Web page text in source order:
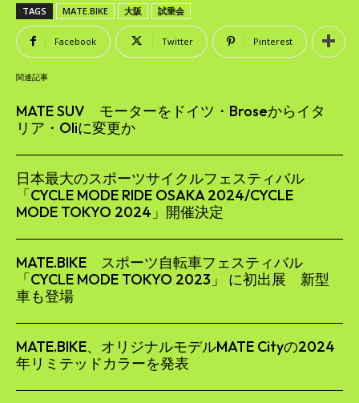
TAGS MATE.BIKE 大阪 試乗会
Facebook Twitter Pinterest
関連記事
MATE SUV モーターをドイツ・Broseからイタ
リア・Oliに変更か
日本最大のスポーツサイクルフェスティバル
「CYCLE MODE RIDE OSAKA 2024/CYCLE
MODE TOKYO 2024」開催決定
MATE.BIKE スポーツ自転車フェスティバル
「CYCLE MODE TOKYO 2023」 に初出展 新型
車も登場
MATE.BIKE、オリジナルモデルMATE Cityの2024
年リミテッドカラーを発表